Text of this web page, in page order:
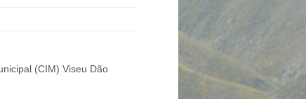
(CIM) Viseu Dão